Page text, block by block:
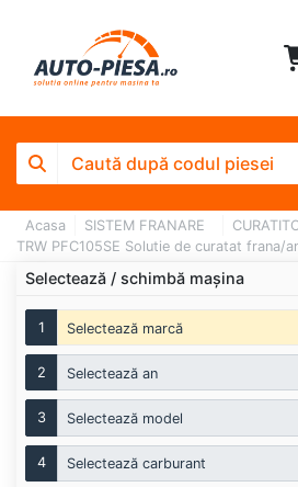
Acasa SISTEM FRANARE
TRW PFC105SE Solutie de curatat frana/
Selectează / schimbă mașina
1 Selectează marcă
2 Selectează an
3 Selectează model
4 Selectează carburant